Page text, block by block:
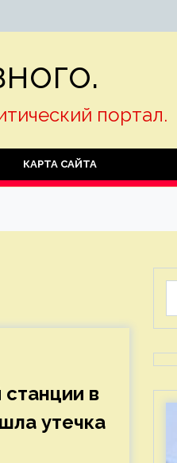
портал.
КАРТА САЙТА
в
утечка